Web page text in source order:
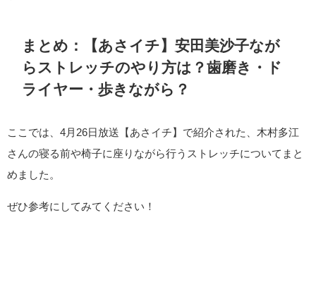
まとめ：【あさイチ】安田美沙子なが
らストレッチのやり方は？歯磨き・ド
ライヤー・歩きながら？
ここでは、4月26日放送【あさイチ】で紹介された、木村多江
さんの寝る前や椅子に座りながら行うストレッチについてまと
めました。
ぜひ参考にしてみてください！